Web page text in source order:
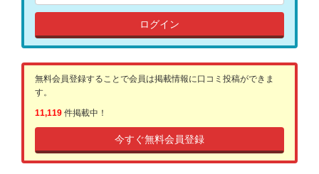
ログイン
無料会員登録することで会員は掲載情報に口コミ投稿ができま
す。
11,119 件掲載中！
今すぐ無料会員登録